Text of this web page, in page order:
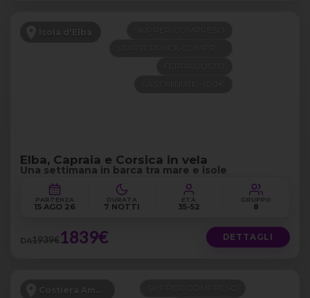
Isola d'Elba
Elba, Capraia e Corsica in vela
Una settimana in barca tra mare e isole
PARTENZA
15 AGO 26
DURATA
7 NOTTI
ETÀ
35-52
GRUPPO
8
DA1939€1839€ DETTAGLI
Costiera Amalfitana